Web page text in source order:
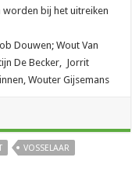
bij het uitreiken
Douwen; Wout Van
De Becker, Jorrit
Wouter Gijsemans
VOSSELAAR